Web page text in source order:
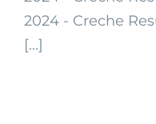
2024 - Creche
[...]